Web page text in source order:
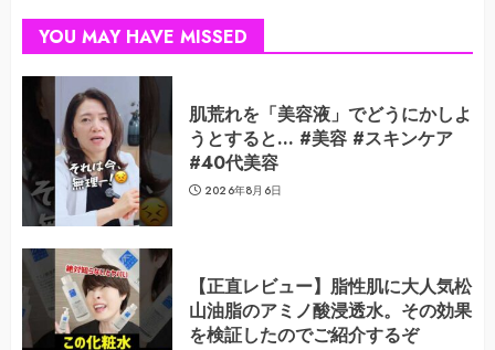
YOU MAY HAVE MISSED
肌荒れを「美容液」でどうにかしよ
うとすると… #美容 #スキンケア
#40代美容
2026年8月6日
【正直レビュー】脂性肌に大人気松
山油脂のアミノ酸浸透水。その効果
を検証したのでご紹介するぞ